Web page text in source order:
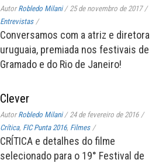
AutorRobledo Milani / 25 de novembro de 2017 /
Entrevistas /
Conversamos com a atriz e diretora
uruguaia, premiada nos festivais de
Gramado e do Rio de Janeiro!
Clever
AutorRobledo Milani / 24 de fevereiro de 2016 /
Crítica, FIC Punta 2016, Filmes /
CRÍTICA e detalhes do filme
selecionado para o 19° Festival de